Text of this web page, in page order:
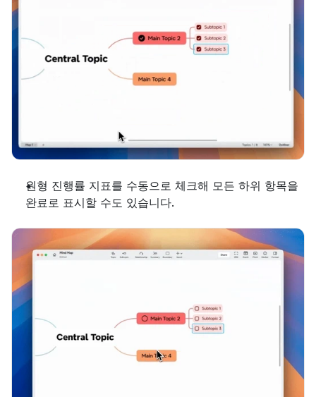
원형 진행률 지표를 수동으로 체크해 모든 하위 항목을
완료로 표시할 수도 있습니다.